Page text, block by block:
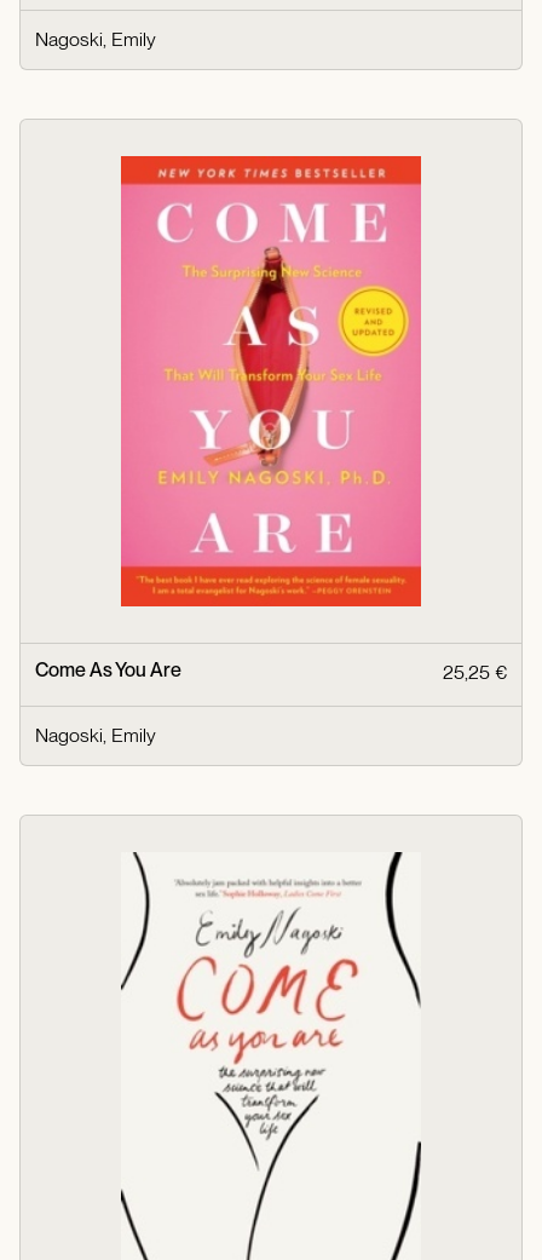
Nagoski, Emily
Come As You Are 25,25 €
Nagoski, Emily